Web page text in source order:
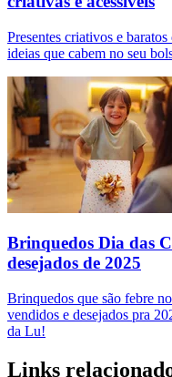
Presentes criativos e
ideias que cabem no seu
Brinquedos Dia das
desejados de 2025
Brinquedos que são febre
vendidos e desejados pra
da Lu!
Links